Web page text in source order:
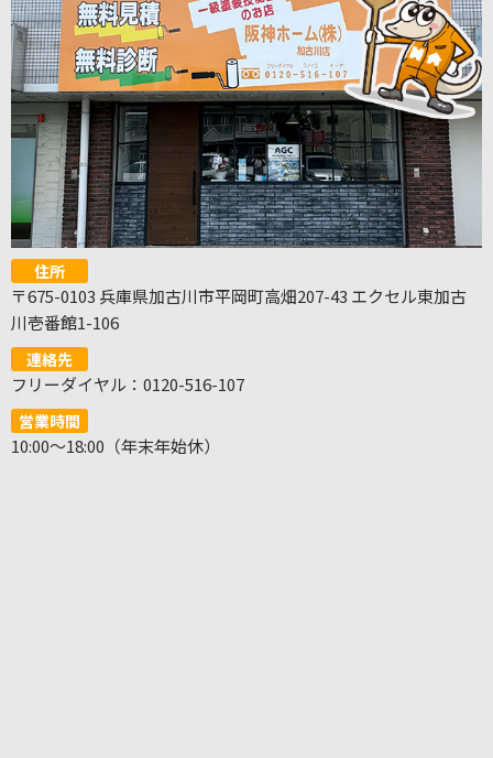
住所
〒675-0103 兵庫県加古川市平岡町高畑207-43 エクセル東加古
川壱番館1-106
連絡先
フリーダイヤル：0120-516-107
営業時間
10:00～18:00（年末年始休）